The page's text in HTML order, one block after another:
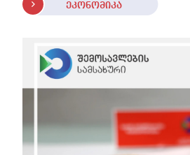
ეკონომიკა